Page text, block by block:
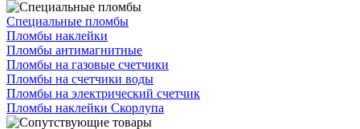
Специальные пломбы
Пломбы наклейки
Пломбы антимагнитные
Пломбы на газовые счетчики
Пломбы на счетчики воды
Пломбы на электрический счетчик
Пломбы наклейки Скорлупа